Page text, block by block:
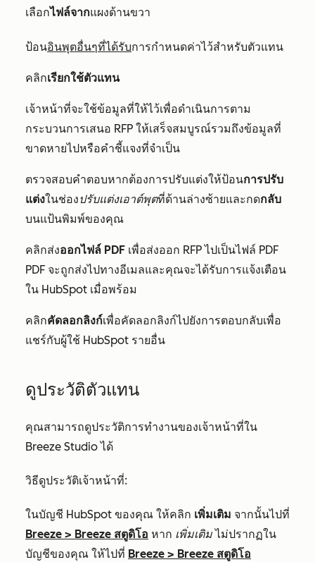
เลือกไฟล์จากแผงด้านขวา
ป้อนอินพุตอื่นๆที่ได้รับการกำหนดค่าไว้สำหรับตัวแทน
คลิกเรียกใช้ตัวแทน
เจ้าหน้าที่จะใช้ข้อมูลที่ให้ไว้เพื่อดำเนินการตาม
กระบวนการเสนอ RFP ให้เสร็จสมบูรณ์รวมถึงข้อมูลที่
ขาดหายไปหรือคำชี้แจงที่จำเป็น
ตรวจสอบคำตอบหากต้องการปรับแต่งให้ป้อนการปรับ
แต่งในช่องปรับแต่งเอาต์พุตที่ด้านล่างซ้ายและกดกลับ
บนแป้นพิมพ์ของคุณ
คลิกส่งออกไฟล์ PDF เพื่อส่งออก RFP ไปเป็นไฟล์ PDF
PDF จะถูกส่งไปทางอีเมลและคุณจะได้รับการแจ้งเตือน
ใน HubSpot เมื่อพร้อม
คลิกคัดลอกลิงก์เพื่อคัดลอกลิงก์ไปยังการตอบกลับเพื่อ
แชร์กับผู้ใช้ HubSpot รายอื่น
ดูประวัติตัวแทน
คุณสามารถดูประวัติการทำงานของเจ้าหน้าที่ใน
Breeze Studio ได้
วิธีดูประวัติเจ้าหน้าที่:
ในบัญชี HubSpot ของคุณ ให้คลิก เพิ่มเติม จากนั้นไปที่
Breeze > Breeze สตูดิโอ หาก เพิ่มเติมไม่ปรากฏใน
บัญชีของคุณ ให้ไปที่ Breeze > Breeze สตูดิโอ